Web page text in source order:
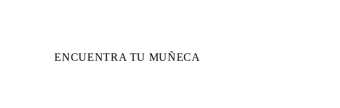
ENCUENTRA TU MUÑECA